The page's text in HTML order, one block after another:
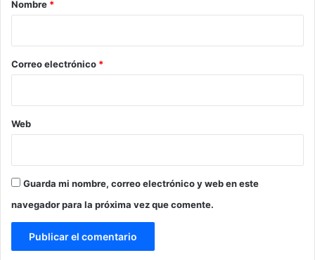
*
Nombre *
Correo electrónico *
Web
Guarda mi nombre, correo electrónico y web en este
navegador para la próxima vez que comente.